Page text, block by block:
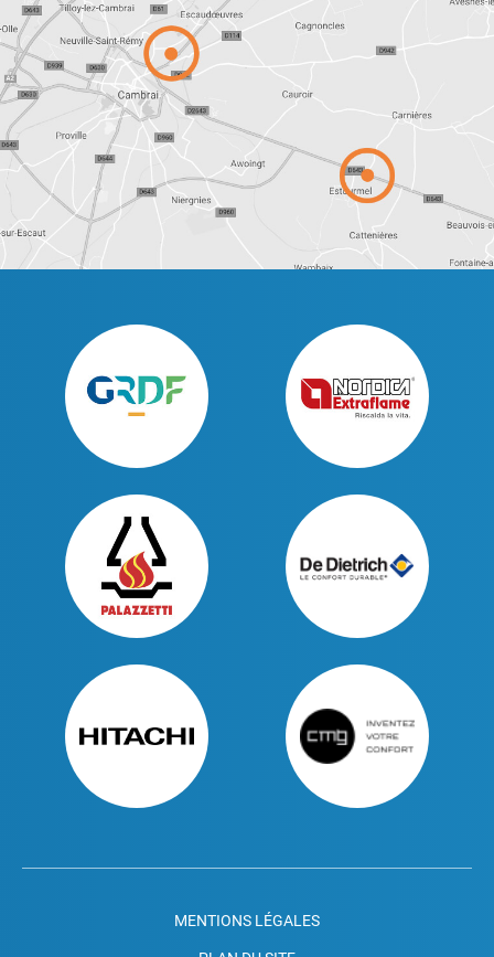
MENTIONS LÉGALES